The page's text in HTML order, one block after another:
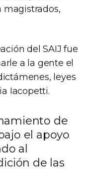
magistrados,
del SAIJ fue
a la gente el
leyes
Iacopetti.
de
el apoyo
al
de las